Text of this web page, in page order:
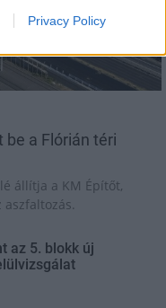
Privacy Policy
a Flórián téri
állítja a KM Építőt,
az 5. blokk új